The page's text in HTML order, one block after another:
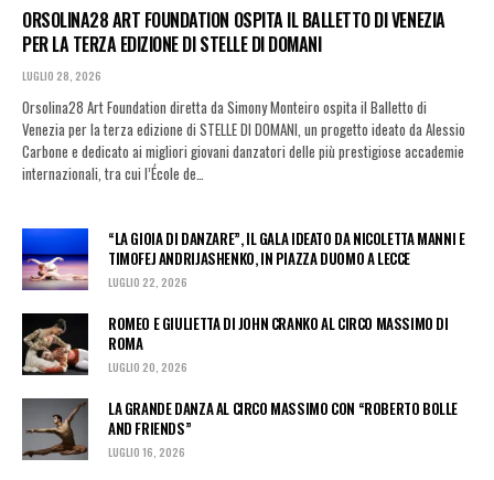
ORSOLINA28 ART FOUNDATION OSPITA IL BALLETTO DI VENEZIA
PER LA TERZA EDIZIONE DI STELLE DI DOMANI
LUGLIO 28, 2026
Orsolina28 Art Foundation diretta da Simony Monteiro ospita il Balletto di
Venezia per la terza edizione di STELLE DI DOMANI, un progetto ideato da Alessio
Carbone e dedicato ai migliori giovani danzatori delle più prestigiose accademie
internazionali, tra cui l’École de…
“LA GIOIA DI DANZARE”, IL GALA IDEATO DA NICOLETTA MANNI E
TIMOFEJ ANDRIJASHENKO, IN PIAZZA DUOMO A LECCE
LUGLIO 22, 2026
ROMEO E GIULIETTA DI JOHN CRANKO AL CIRCO MASSIMO DI
ROMA
LUGLIO 20, 2026
LA GRANDE DANZA AL CIRCO MASSIMO CON “ROBERTO BOLLE
AND FRIENDS”
LUGLIO 16, 2026